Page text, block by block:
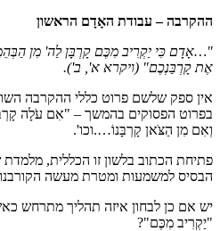
ההקרבה – עבודת האָדָם הראשון
"…אָדָם כִּי יַקְרִיב מִכֶּם קָרְבָּן לַה' מִן
אֶת קָרְבַּנְכֶם" (ויקרא א', ב').
אין ספק שלשם פרוט כללי ההקרבה
בפרוט הפסוקים בהמשך – "אִם עֹלָה
וְאִם מִן הַצֹּאן קָרְבָּנוֹ….וכו'.
פתיחת הכתוב בלשון זו הכללית,
הבסיס למשמעות ומטרת מעשה
יש אם כן לבחון איזה תהליך מתרחש
"יַקְרִיב מִכֶּם"?